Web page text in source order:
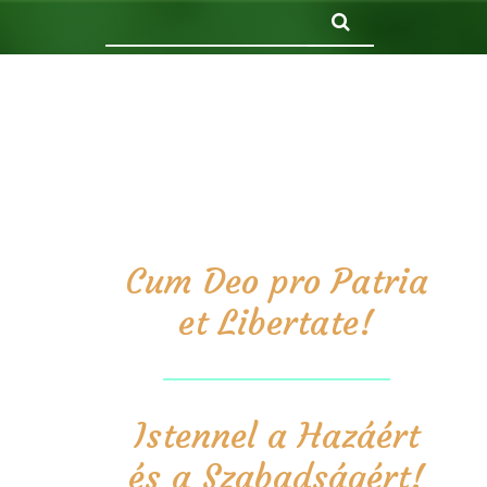
Cum Deo pro Patria
et Libertate!
Istennel a Hazáért
és a Szabadságért!